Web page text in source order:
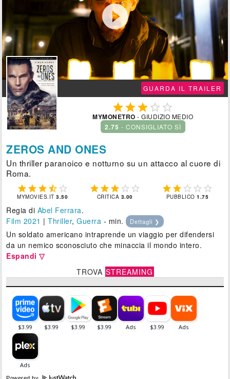

GUARDA IL TRAILER
  
MYMONETRO - GIUDIZIO MEDIO
2.75 - CONSIGLIATO SÌ
ZEROS AND ONES
Un thriller paranoico e notturno su un attacco al cuore di
Roma.
    
MYMOVIES.IT3.50
    
CRITICA 3.00
    
PUBBLICO1.75
Regia di Abel Ferrara.
Film 2021 |Thriller,Guerra - min. Dettagli ❯
Un soldato americano intraprende un viaggio per difendersi
da un nemico sconosciuto che minaccia il mondo intero.
Espandi ▽
TROVA STREAMING